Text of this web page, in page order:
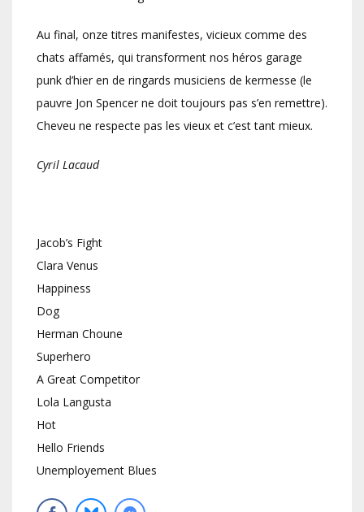
Au final, onze titres manifestes, vicieux comme des
chats affamés, qui transforment nos héros garage
punk d’hier en de ringards musiciens de kermesse (le
pauvre Jon Spencer ne doit toujours pas s’en remettre).
Cheveu ne respecte pas les vieux et c’est tant mieux.
Cyril Lacaud
Jacob’s Fight
Clara Venus
Happiness
Dog
Herman Choune
Superhero
A Great Competitor
Lola Langusta
Hot
Hello Friends
Unemployement Blues